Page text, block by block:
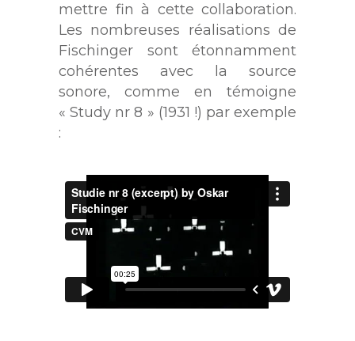
mettre fin à cette collaboration.
Les nombreuses réalisations de
Fischinger sont étonnamment
cohérentes avec la source
sonore, comme en témoigne
« Study nr 8 » (1931 !) par exemple
: